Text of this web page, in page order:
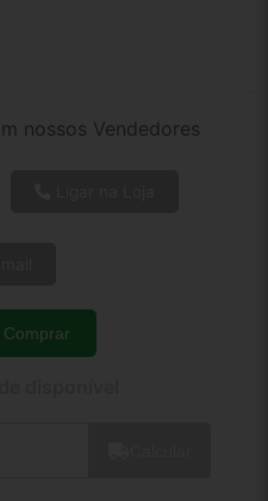
nossos Vendedores
Quantidade
Comprar